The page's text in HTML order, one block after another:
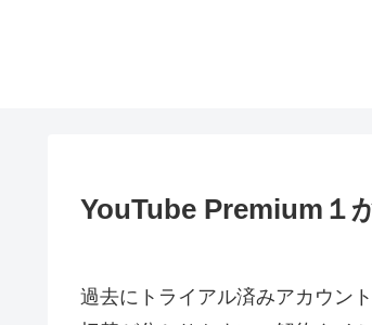
YouTube Premium１
過去にトライアル済みアカウン